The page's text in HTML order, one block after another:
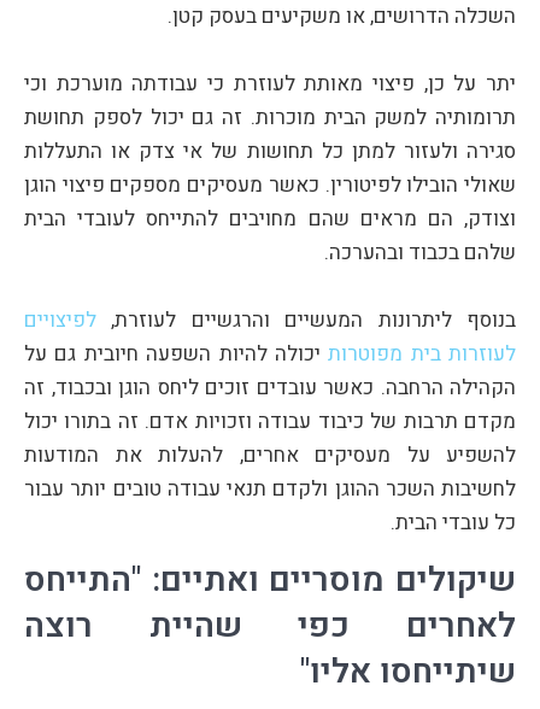
השכלה הדרושים, או משקיעים בעסק קטן.
יתר על כן, פיצוי מאותת לעוזרת כי עבודתה מוערכת וכי
תרומותיה למשק הבית מוכרות. זה גם יכול לספק תחושת
סגירה ולעזור למתן כל תחושות של אי צדק או התעללות
שאולי הובילו לפיטורין. כאשר מעסיקים מספקים פיצוי הוגן
וצודק, הם מראים שהם מחויבים להתייחס לעובדי הבית
שלהם בכבוד ובהערכה.
בנוסף ליתרונות המעשיים והרגשיים לעוזרת, לפיצויים
לעוזרות בית מפוטרותיכולה להיות השפעה חיובית גם על
הקהילה הרחבה. כאשר עובדים זוכים ליחס הוגן ובכבוד, זה
מקדם תרבות של כיבוד עבודה וזכויות אדם. זה בתורו יכול
להשפיע על מעסיקים אחרים, להעלות את המודעות
לחשיבות השכר ההוגן ולקדם תנאי עבודה טובים יותר עבור
כל עובדי הבית.
שיקולים מוסריים ואתיים: "התייחס
לאחרים כפי שהיית רוצה
שיתייחסו אליו"